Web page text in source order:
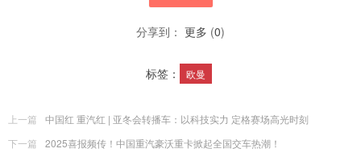
分享到： 更多 (0)
标签： 欧曼
上一篇
中国红 重汽红 | 亚冬会转播车：以科技实力 定格赛场高光时刻
下一篇
2025喜报频传！中国重汽豪沃重卡掀起全国交车热潮！